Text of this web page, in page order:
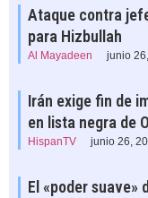
Ataque contra
para Hizbullah
Al Mayadeen junio
Irán exige fin de
en lista negra de
HispanTV junio 26,
El «poder suave»